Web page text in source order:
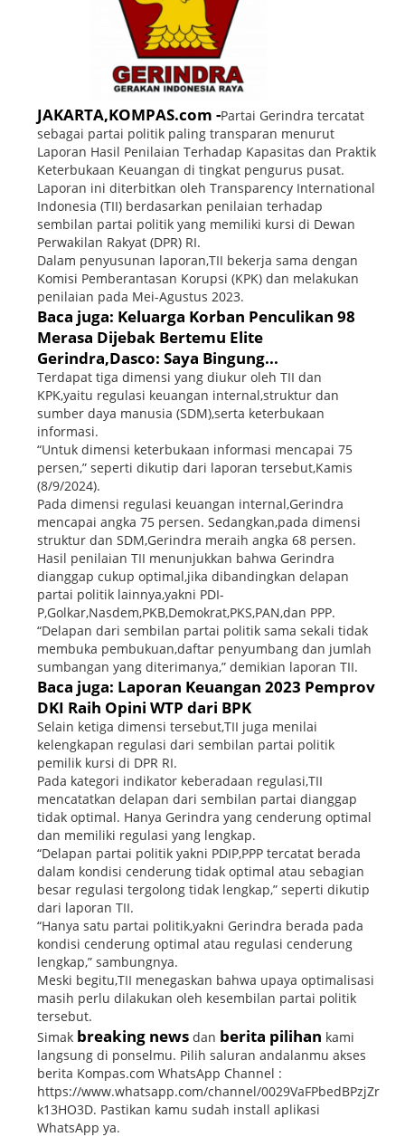
JAKARTA,KOMPAS.com -Partai Gerindra tercatat
sebagai partai politik paling transparan menurut
Laporan Hasil Penilaian Terhadap Kapasitas dan Praktik
Keterbukaan Keuangan di tingkat pengurus pusat.
Laporan ini diterbitkan oleh Transparency International
Indonesia (TII) berdasarkan penilaian terhadap
sembilan partai politik yang memiliki kursi di Dewan
Perwakilan Rakyat (DPR) RI.
Dalam penyusunan laporan,TII bekerja sama dengan
Komisi Pemberantasan Korupsi (KPK) dan melakukan
penilaian pada Mei-Agustus 2023.
Baca juga: Keluarga Korban Penculikan 98
Merasa Dijebak Bertemu Elite
Gerindra,Dasco: Saya Bingung...
Terdapat tiga dimensi yang diukur oleh TII dan
KPK,yaitu regulasi keuangan internal,struktur dan
sumber daya manusia (SDM),serta keterbukaan
informasi.
“Untuk dimensi keterbukaan informasi mencapai 75
persen,” seperti dikutip dari laporan tersebut,Kamis
(8/9/2024).
Pada dimensi regulasi keuangan internal,Gerindra
mencapai angka 75 persen. Sedangkan,pada dimensi
struktur dan SDM,Gerindra meraih angka 68 persen.
Hasil penilaian TII menunjukkan bahwa Gerindra
dianggap cukup optimal,jika dibandingkan delapan
partai politik lainnya,yakni PDI-
P,Golkar,Nasdem,PKB,Demokrat,PKS,PAN,dan PPP.
“Delapan dari sembilan partai politik sama sekali tidak
membuka pembukuan,daftar penyumbang dan jumlah
sumbangan yang diterimanya,” demikian laporan TII.
Baca juga: Laporan Keuangan 2023 Pemprov
DKI Raih Opini WTP dari BPK
Selain ketiga dimensi tersebut,TII juga menilai
kelengkapan regulasi dari sembilan partai politik
pemilik kursi di DPR RI.
Pada kategori indikator keberadaan regulasi,TII
mencatatkan delapan dari sembilan partai dianggap
tidak optimal. Hanya Gerindra yang cenderung optimal
dan memiliki regulasi yang lengkap.
“Delapan partai politik yakni PDIP,PPP tercatat berada
dalam kondisi cenderung tidak optimal atau sebagian
besar regulasi tergolong tidak lengkap,” seperti dikutip
dari laporan TII.
“Hanya satu partai politik,yakni Gerindra berada pada
kondisi cenderung optimal atau regulasi cenderung
lengkap,” sambungnya.
Meski begitu,TII menegaskan bahwa upaya optimalisasi
masih perlu dilakukan oleh kesembilan partai politik
tersebut.
Simak breaking news dan berita pilihan kami
langsung di ponselmu. Pilih saluran andalanmu akses
berita Kompas.com WhatsApp Channel :
https://www.whatsapp.com/channel/0029VaFPbedBPzjZr
k13HO3D. Pastikan kamu sudah install aplikasi
WhatsApp ya.